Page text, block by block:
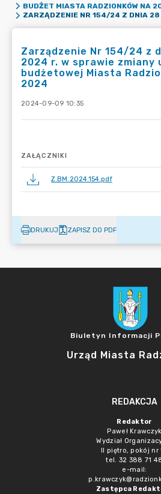
BUDŻET MIASTA RADZIONKÓW NA
Zarządzenie Nr 154/24 z
2024 r. w sprawie zmiany
budżetowej Miasta
2024
2024-09-09 10:35
ZAŁĄCZNIKI
Z.BM.2024.154.pdf
DRUKUJ ZAPISZ DO PDF
Biuletyn Informacji
Urząd Miasta
REDAKCJA
Redaktor
Paweł Krawczyk
Wydział
II piętro, pokój nr
tel. 32 388 71
e-mail:
Zastępca